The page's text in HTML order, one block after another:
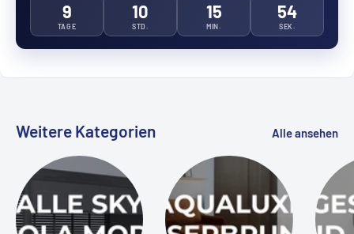
9
TAGE
10
STD.
15
MIN.
53
SEK.
Weitere Kategorien Alle ansehen